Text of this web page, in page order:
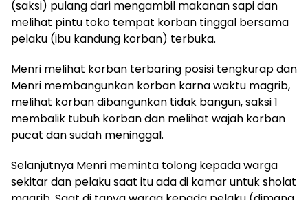
(saksi) pulang dari mengambil makanan sapi dan
melihat pintu toko tempat korban tinggal bersama
pelaku (ibu kandung korban) terbuka.
Menri melihat korban terbaring posisi tengkurap dan
Menri membangunkan korban karna waktu magrib,
melihat korban dibangunkan tidak bangun, saksi 1
membalik tubuh korban dan melihat wajah korban
pucat dan sudah meninggal.
Selanjutnya Menri meminta tolong kepada warga
sekitar dan pelaku saat itu ada di kamar untuk sholat